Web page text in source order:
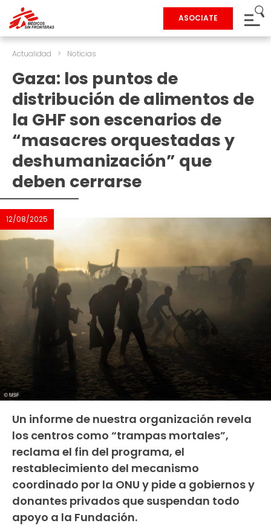
ASOCIATE
Actualidad > Noticias
Gaza: los puntos de
distribución de alimentos de
la GHF son escenarios de
“masacres orquestadas y
deshumanización” que
deben cerrarse
12/08/2025
Un informe de nuestra organización revela
los centros como “trampas mortales”,
reclama el fin del programa, el
restablecimiento del mecanismo
coordinado por la ONU y pide a gobiernos y
donantes privados que suspendan todo
apoyo a la Fundación.